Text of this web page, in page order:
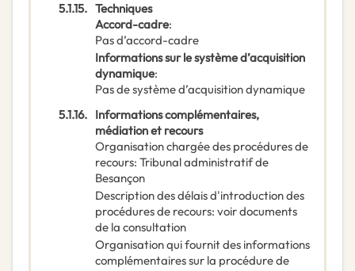
5.1.15. Techniques
Accord-cadre:
Pas d’accord-cadre
Informations sur le système d’acquisition
dynamique:
Pas de système d’acquisition dynamique
5.1.16. Informations complémentaires,
médiation et recours
Organisation chargée des procédures de
recours: Tribunal administratif de
Besançon
Description des délais d'introduction des
procédures de recours: voir documents
de la consultation
Organisation qui fournit des informations
complémentaires sur la procédure de